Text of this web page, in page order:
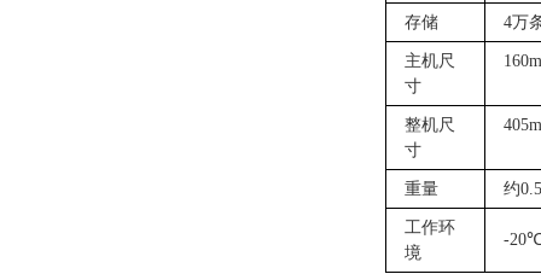
存储 4万
主机尺
寸
整机尺
寸
重量 约
工作环
境
-